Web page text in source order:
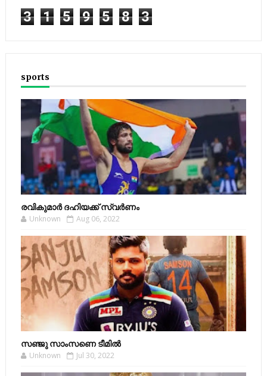
3 1 5 9 5 8 3
sports
രവികുമാര്‍ ദഹിയക്ക് സ്വര്‍ണം
Unknown Aug 06, 2022
സഞ്ജു സാംസണെ ടീമില്‍
Unknown Jul 30, 2022